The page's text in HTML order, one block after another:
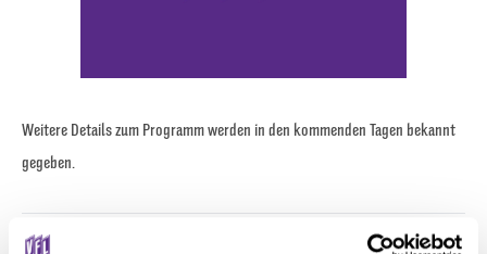
Weitere Details zum Programm werden in den kommenden Tagen bekannt
gegeben.
Screenshot: Aftermovie 50. Osnabrücker Maiwoche / Marketing Osnabrück